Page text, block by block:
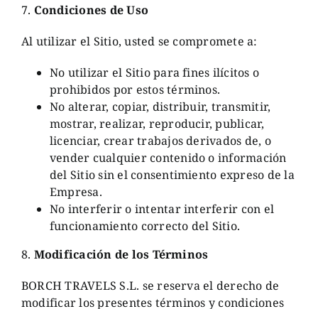
7. Condiciones de Uso
Al utilizar el Sitio, usted se compromete a:
No utilizar el Sitio para fines ilícitos o
prohibidos por estos términos.
No alterar, copiar, distribuir, transmitir,
mostrar, realizar, reproducir, publicar,
licenciar, crear trabajos derivados de, o
vender cualquier contenido o información
del Sitio sin el consentimiento expreso de la
Empresa.
No interferir o intentar interferir con el
funcionamiento correcto del Sitio.
8. Modificación de los Términos
BORCH TRAVELS S.L. se reserva el derecho de
modificar los presentes términos y condiciones